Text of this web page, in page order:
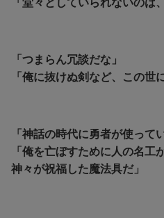
「つまらん冗談だな」
「俺に抜けぬ剣など、この世
「神話の時代に勇者が使って
「俺を亡ぼすために人の名工
神々が祝福した魔法具だ」